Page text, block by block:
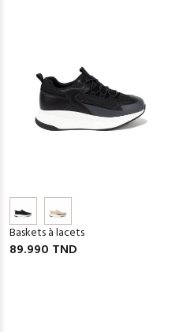
Baskets à lacets
89.990 TND